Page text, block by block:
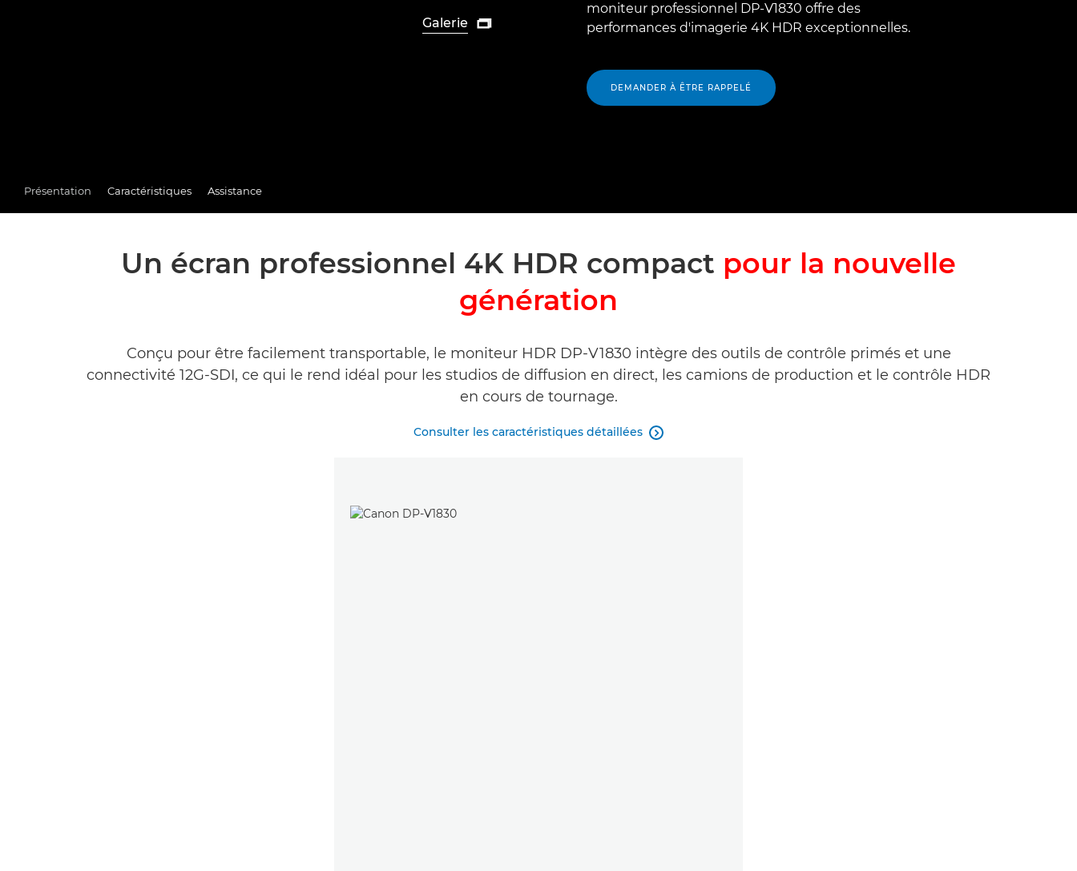
Galerie 
moniteur professionnel DP-V1830 offre des
performances d'imagerie 4K HDR exceptionnelles.
DEMANDER À ÊTRE RAPPELÉ
Présentation Caractéristiques Assistance
Un écran professionnel 4K HDR compact pour la nouvelle
génération
Conçu pour être facilement transportable, le moniteur HDR DP-V1830 intègre des outils de contrôle primés et une
connectivité 12G-SDI, ce qui le rend idéal pour les studios de diffusion en direct, les camions de production et le contrôle HDR
en cours de tournage.
Consulter les caractéristiques détaillées 